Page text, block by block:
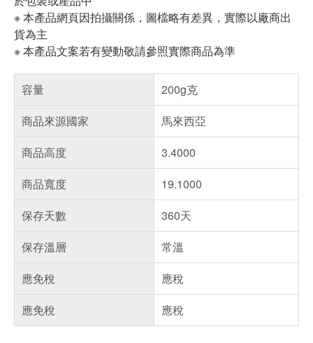
※ 本產品網頁因拍攝關係，圖檔略有差異，實際以廠商出
貨為主
※ 本產品文案若有變動敬請參照實際商品為準
容量
200g克
商品來源國家
馬來西亞
商品高度
3.4000
商品寬度
19.1000
保存天數
360天
保存溫層
常溫
應免稅
應稅
應免稅
應稅